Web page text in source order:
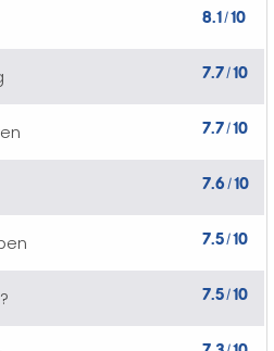
8.1/10
7.7/10
7.7/10
7.6 /10
7.5/10
7.5/10